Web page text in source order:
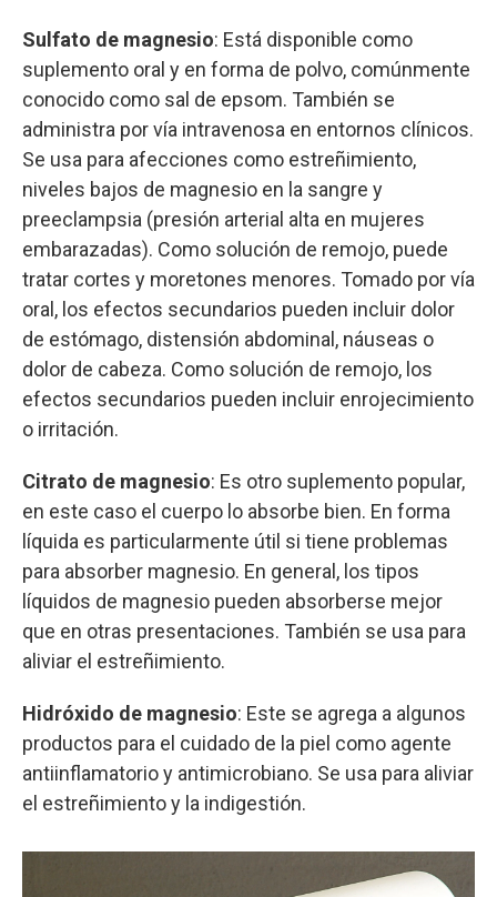
Sulfato de magnesio: Está disponible como
suplemento oral y en forma de polvo, comúnmente
conocido como sal de epsom. También se
administra por vía intravenosa en entornos clínicos.
Se usa para afecciones como estreñimiento,
niveles bajos de magnesio en la sangre y
preeclampsia (presión arterial alta en mujeres
embarazadas). Como solución de remojo, puede
tratar cortes y moretones menores. Tomado por vía
oral, los efectos secundarios pueden incluir dolor
de estómago, distensión abdominal, náuseas o
dolor de cabeza. Como solución de remojo, los
efectos secundarios pueden incluir enrojecimiento
o irritación.
Citrato de magnesio: Es otro suplemento popular,
en este caso el cuerpo lo absorbe bien. En forma
líquida es particularmente útil si tiene problemas
para absorber magnesio. En general, los tipos
líquidos de magnesio pueden absorberse mejor
que en otras presentaciones. También se usa para
aliviar el estreñimiento.
Hidróxido de magnesio: Este se agrega a algunos
productos para el cuidado de la piel como agente
antiinflamatorio y antimicrobiano. Se usa para aliviar
el estreñimiento y la indigestión.